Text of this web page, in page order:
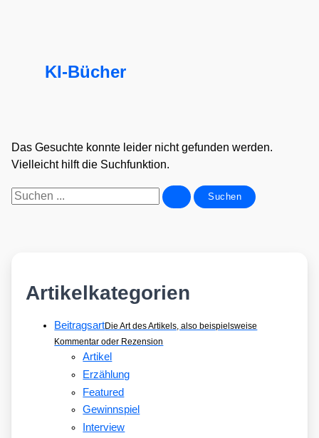
KI-Bücher
Das Gesuchte konnte leider nicht gefunden werden.
Vielleicht hilft die Suchfunktion.
Suchen
Artikelkategorien
BeitragsartDie Art des Artikels, also beispielsweise
Kommentar oder Rezension
Artikel
Erzählung
Featured
Gewinnspiel
Interview